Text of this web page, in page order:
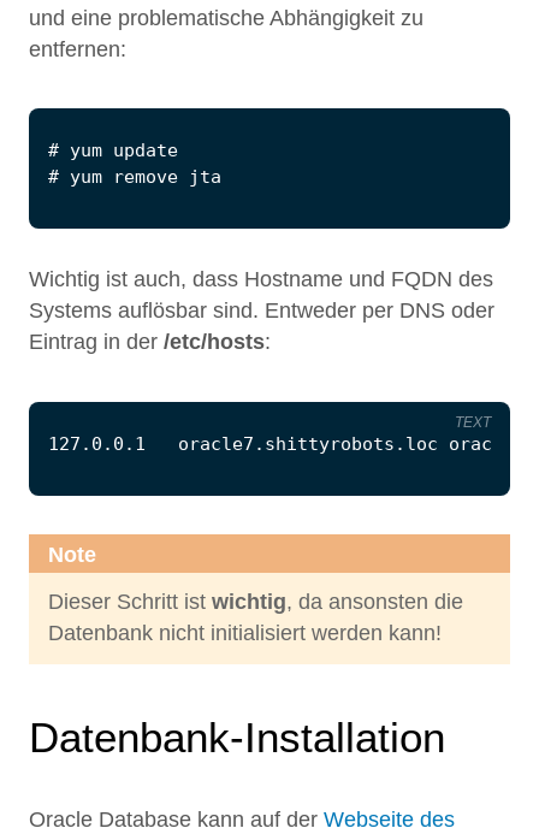
und eine problematische Abhängigkeit zu
entfernen:
Wichtig ist auch, dass Hostname und FQDN des
Systems auflösbar sind. Entweder per DNS oder
Eintrag in der /etc/hosts:
TEXT
Note
Dieser Schritt ist wichtig, da ansonsten die
Datenbank nicht initialisiert werden kann!
Datenbank-Installation
Oracle Database kann auf der Webseite des